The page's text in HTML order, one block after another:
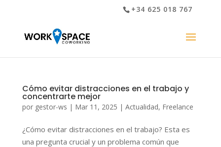
+34 625 018 767
Cómo evitar distracciones en el trabajo y
concentrarte mejor
por gestor-ws | Mar 11, 2025 | Actualidad, Freelance
¿Cómo evitar distracciones en el trabajo? Esta es
una pregunta crucial y un problema común que